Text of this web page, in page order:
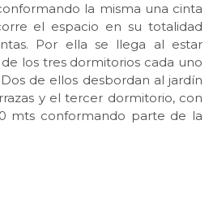
la misma una cinta
el espacio en su totalidad
Por ella se llega al estar
los tres dormitorios cada uno
de ellos desbordan al jardín
y el tercer dormitorio, con
mts conformando parte de la